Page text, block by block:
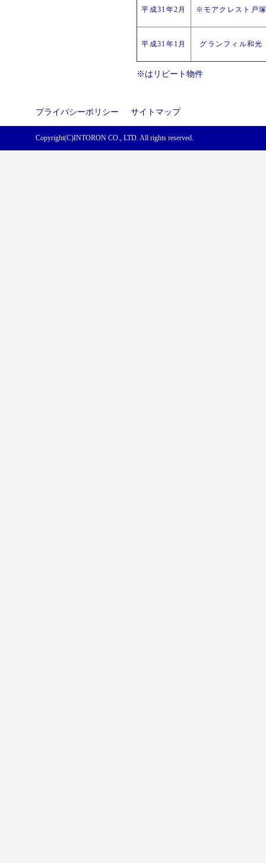
平成31年2月 ※モアクレスト戸
平成31年1月 グランフィル和光
※はリピート物件
プライバシーポリシー サイトマップ
Copyright(C)INTORON CO., LTD. All rights reserved.